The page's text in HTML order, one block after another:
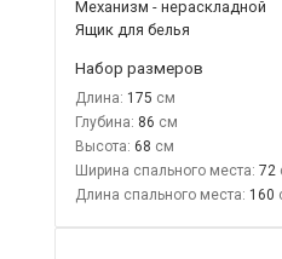
Механизм - нераскладной
Ящик для белья
Набор размеров
Длина: 175
Глубина: 86
Высота: 68
Ширина спального места: 72
Длина спального места: 160